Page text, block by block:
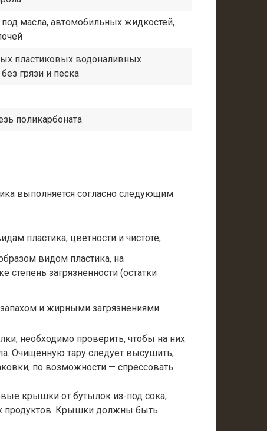
масла, автомобильных жидкостей,
пластиковых водоналивных
грязи и песка
поликарбоната
выполняется согласно следующим
пластика, цветности и чистоте;
видом пластика, на
степень загрязненности (остатки
и жирными загрязнениями.
необходимо проверить, чтобы на них
Очищенную тару следует высушить,
по возможности — спрессовать.
крышки от бутылок из-под сока,
продуктов. Крышки должны быть